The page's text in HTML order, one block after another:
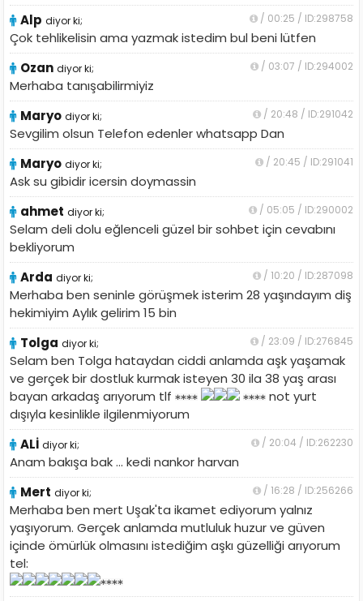
Alp diyor ki; / 00:25 / ID:298758
Çok tehlikelisin ama yazmak istedim bul beni lütfen
Ozan diyor ki; / 03:07 / ID:294002
Merhaba tanışabilirmiyiz
Maryo diyor ki; / 20:48 / ID:291042
Sevgilim olsun Telefon edenler whatsapp Dan
Maryo diyor ki; / 20:45 / ID:291041
Ask su gibidir icersin doymassin
ahmet diyor ki; / 05:05 / ID:290002
Selam deli dolu eğlenceli güzel bir sohbet için cevabını
bekliyorum
Arda diyor ki; / 10:20 / ID:287098
Merhaba ben seninle görüşmek isterim 28 yaşındayım diş
hekimiyim Aylık gelirim 15 bin
Tolga diyor ki; / 23:09 / ID:276845
Selam ben Tolga hataydan ciddi anlamda aşk yaşamak
ve gerçek bir dostluk kurmak isteyen 30 ila 38 yaş arası
bayan arkadaş arıyorum tlf
not yurt
dışıyla kesinlikle ilgilenmiyorum
ALİ diyor ki; / 20:04 / ID:262230
Anam bakışa bak ... kedi nankor harvan
Mert diyor ki; / 16:28 / ID:256266
Merhaba ben mert Uşak'ta ikamet ediyorum yalnız
yaşıyorum. Gerçek anlamda mutluluk huzur ve güven
içinde ömürlük olmasını istediğim aşkı güzelliği arıyorum
tel: